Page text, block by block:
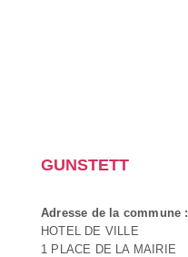
GUNSTETT
Adresse de la commune :
HOTEL DE VILLE
1 PLACE DE LA MAIRIE